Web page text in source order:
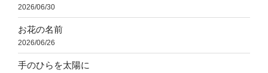
2026/06/30
お花の名前
2026/06/26
手のひらを太陽に